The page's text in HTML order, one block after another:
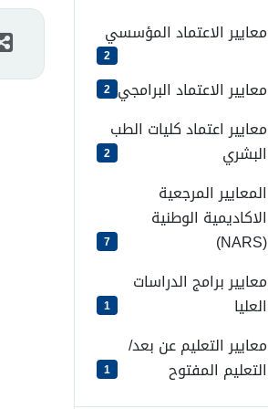
معايير الاعتماد المؤسسي
2
معايير الاعتماد البرامجي 2
معايير اعتماد كليات الطب
البشري
2
المعايير المرجعية
الاكاديمية الوطنية
(NARS)
7
معايير برامج الدراسات
العليا
1
معايير التعليم عن بعد/
التعليم المفتوح
1